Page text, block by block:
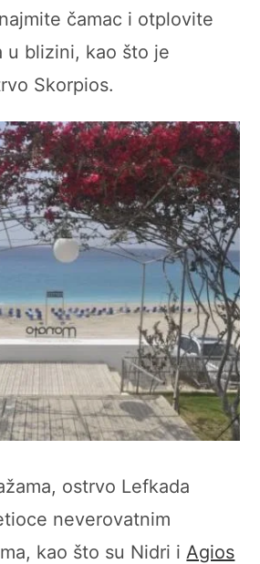
čamac i otplovite
u blizini, kao što je
Skorpios.
ostrvo Lefkada
neverovatnim
kao što su Nidri i Agios